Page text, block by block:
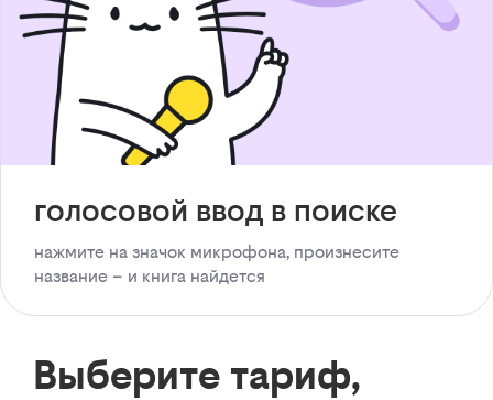
голосовой ввод в поиске
нажмите на значок микрофона, произнесите
название – и книга найдется
Выберите тариф,